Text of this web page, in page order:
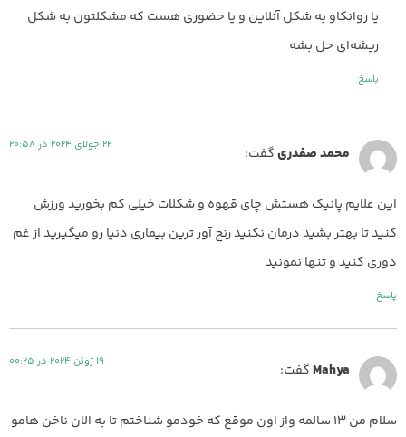
یا روانکاو به شکل آنلاین و یا حضوری هست که مشکلتون به شکل
ریشه‌ای حل بشه
پاسخ
محمد صفدریگفت: 22 جولای 2024 در 20:58
این علایم پانیک هستش چای قهوه و شکلات خیلی کم بخورید ورزش
کنید تا بهتر بشید درمان نکنید رنج آور ترین بیماری دنیا رو میگیرید از غم
دوری کنید و تنها نمونید
پاسخ
Mahyaگفت: 19 ژوئن 2024 در 00:25
سلام من ۱۳ سالمه واز اون موقع که خودمو شناختم تا به الان ناخن هامو